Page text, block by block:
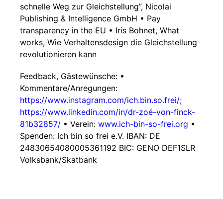
schnelle Weg zur Gleichstellung”, Nicolai
Publishing & Intelligence GmbH • Pay
transparency in the EU • Iris Bohnet, What
works, Wie Verhaltensdesign die Gleichstellung
revolutionieren kann
Feedback, Gästewünsche: •
Kommentare/Anregungen:
https://www.instagram.com/ich.bin.so.frei/;
https://www.linkedin.com/in/dr-zoé-von-finck-
81b32857/ • Verein: www.ich-bin-so-frei.org •
Spenden: Ich bin so frei e.V. IBAN: DE
24830654080005361192 BIC: GENO DEF1SLR
Volksbank/Skatbank